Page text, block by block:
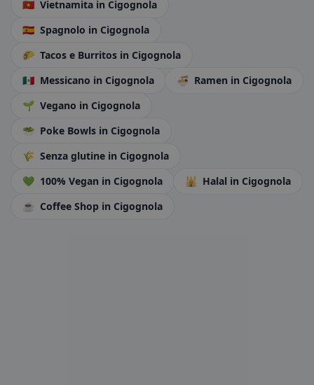
🇻🇳 Vietnamita in Cigognola
🇪🇸 Spagnolo in Cigognola
🌮 Tacos e Burritos in Cigognola
🇲🇽 Messicano in Cigognola 🍜 Ramen in Cigognola
🌱 Vegano in Cigognola
🥗 Poke Bowls in Cigognola
🌾 Senza glutine in Cigognola
💚 100% Vegan in Cigognola 🕌 Halal in Cigognola
☕ Coffee Shop in Cigognola